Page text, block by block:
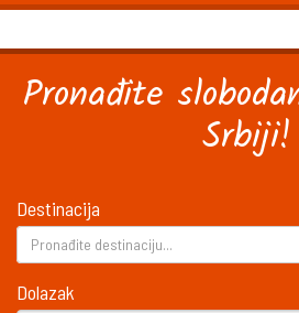
Pronađite
Srbiji!
Destinacija
Pronađite destinaciju...
Dolazak